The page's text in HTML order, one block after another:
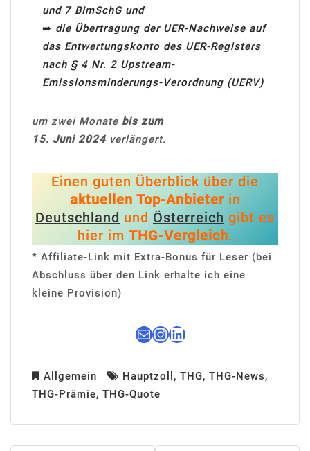
und 7 BImSchG und
➡ die Übertragung der UER-Nachweise auf
das Entwertungskonto des UER-Registers
nach § 4 Nr. 2 Upstream-
Emissionsminderungs-Verordnung (UERV)
um zwei Monate bis zum
15. Juni 2024 verlängert.
Einen guten Überblick über die
aktuellen Top-Anbieterin
Deutschland und Österreich gibt es
hier im THG-Vergleich.
* Affiliate-Link mit Extra-Bonus für Leser (bei
Abschluss über den Link erhalte ich eine
kleine Provision)
E-MailInstagram
LinkedIn
Allgemein Hauptzoll , THG, THG-News,
THG-Prämie, THG-Quote